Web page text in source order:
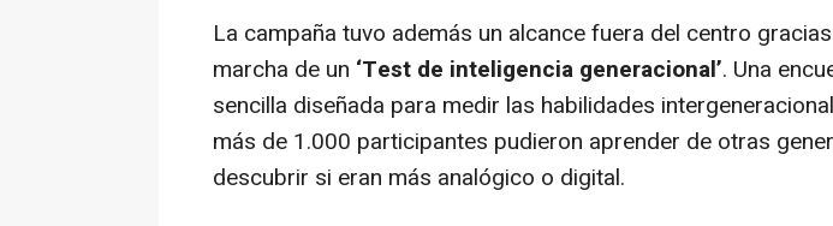
La campaña tuvo además un alcance fuera del centro
marcha de un ‘Test de inteligencia generacional’. Una
sencilla diseñada para medir las habilidades
más de 1.000 participantes pudieron aprender de otras
descubrir si eran más analógico o digital.